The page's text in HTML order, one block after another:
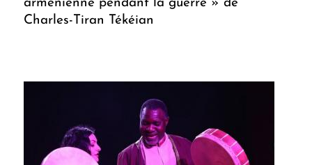
arménienne pendant la guerre » de
Charles-Tiran Tékéian